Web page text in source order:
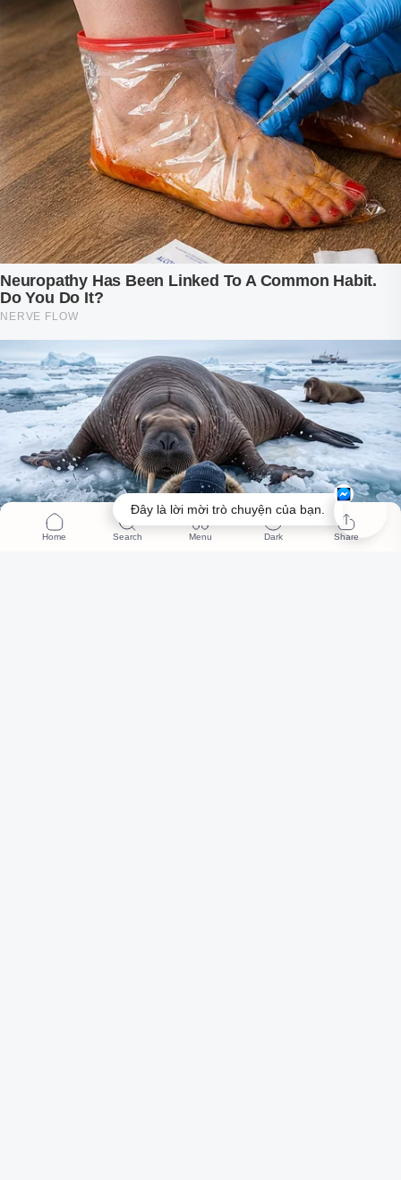
Đây là lời mời trò chuyện của bạn.